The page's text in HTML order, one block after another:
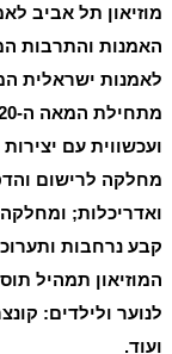
מוזיאון תל אביב
האמנות והתרבות
לאמנות ישראלית
מחלקה לרישום
קבע נרחבות
המוזיאון תמהיל
לנוער ולילדים:
ועוד.